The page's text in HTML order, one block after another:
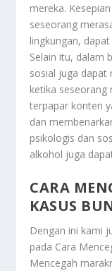
mereka.
seseorang
lingkungan,
Selain itu, dalam
sosial juga dapat
ketika seseorang
terpapar konten
dan
psikologis dan
alkohol juga
CARA
KASUS
Dengan ini kami
pada Cara
Mencegah